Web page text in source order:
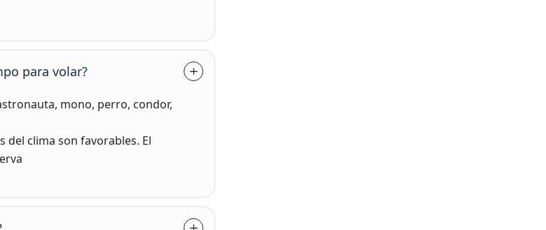
para volar?
mono, perro, condor,
del clima son favorables. El